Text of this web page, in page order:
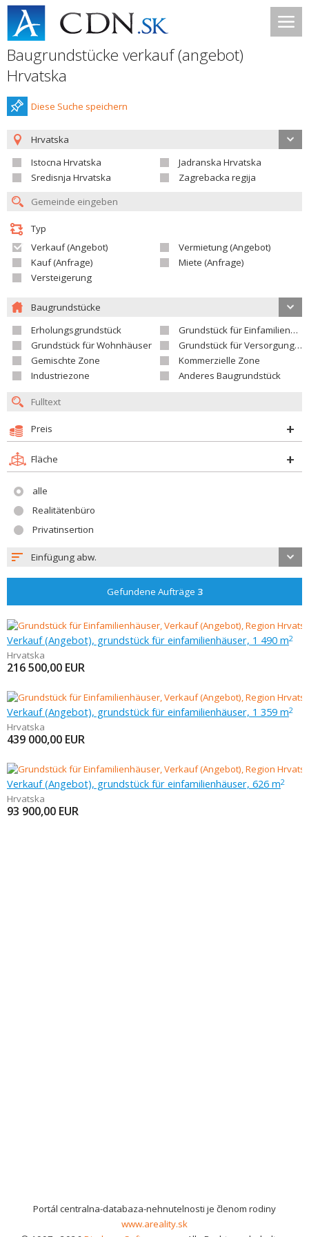
Baugrundstücke verkauf (angebot)
Hrvatska
Diese Suche speichern
Hrvatska
Istocna Hrvatska
Jadranska Hrvatska
Sredisnja Hrvatska
Zagrebacka regija
Typ
Verkauf (Angebot)
Vermietung (Angebot)
Kauf (Anfrage)
Miete (Anfrage)
Versteigerung
Baugrundstücke
Erholungsgrundstück
Grundstück für Einfamilienhäuser
Grundstück für Wohnhäuser
Grundstück für Versorgungseinrichtungen
Gemischte Zone
Kommerzielle Zone
Industriezone
Anderes Baugrundstück
Preis
Fläche
alle
Realitätenbüro
Privatinsertion
Einfügung abw.
Gefundene Aufträge 3
Verkauf (Angebot), grundstück für einfamilienhäuser, 1 490 m2
Hrvatska
216 500,00 EUR
Verkauf (Angebot), grundstück für einfamilienhäuser, 1 359 m2
Hrvatska
439 000,00 EUR
Verkauf (Angebot), grundstück für einfamilienhäuser, 626 m2
Hrvatska
93 900,00 EUR
Portál centralna-databaza-nehnutelnosti je členom rodiny
www.areality.sk